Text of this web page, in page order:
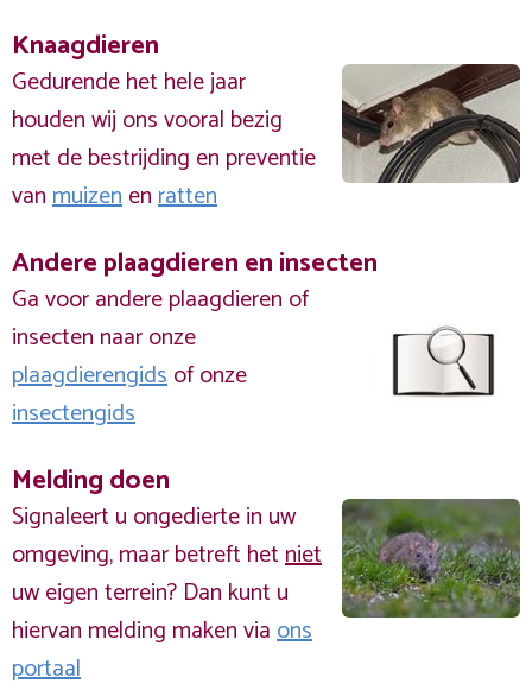
Knaagdieren
Gedurende het hele jaar
houden wij ons vooral bezig
met de bestrijding en preventie
vanmuizenenratten
Andere plaagdieren en insecten
Ga voor andere plaagdieren of
insecten naar onze
plaagdierengidsof onze
insectengids
Melding doen
Signaleert u ongedierte in uw
omgeving, maar betreft hetniet
uw eigen terrein? Dan kunt u
hiervan melding maken viaons
portaal